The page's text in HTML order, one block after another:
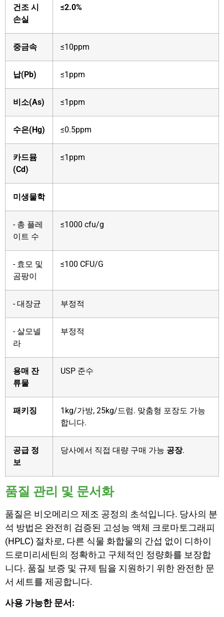
건조 시
손실
≤2.0%
중금속 ≤10ppm
납(Pb) ≤1ppm
비소(As) ≤1ppm
수은(Hg) ≤0.5ppm
카드뮴
(Cd)
≤1ppm
미생물학
- 총 플레
이트 수
≤1000 cfu/g
- 효모 및
곰팡이
≤100 CFU/G
- 대장균 부정적
- 살모넬
라
부정적
용매 잔
류물
USP 준수
패키징
1kg/가방, 25kg/드럼. 맞춤형 포장도 가능
합니다.
공급 정
보
당사에서 직접 대량 구매 가능 공장.
품질 관리 및 문서화
품질은 비오메리으 제조 공정의 초석입니다. 당사의 분
석 방법은 완전히 검증된 고성능 액체 크로마토그래피
(HPLC) 절차로, 다른 식물 화합물의 간섭 없이 디하이
드로미리세틴의 정확하고 구체적인 정량화를 보장합
니다. 품질 보증 및 규제 팀을 지원하기 위한 완전한 문
서 세트를 제공합니다.
사용 가능한 문서: